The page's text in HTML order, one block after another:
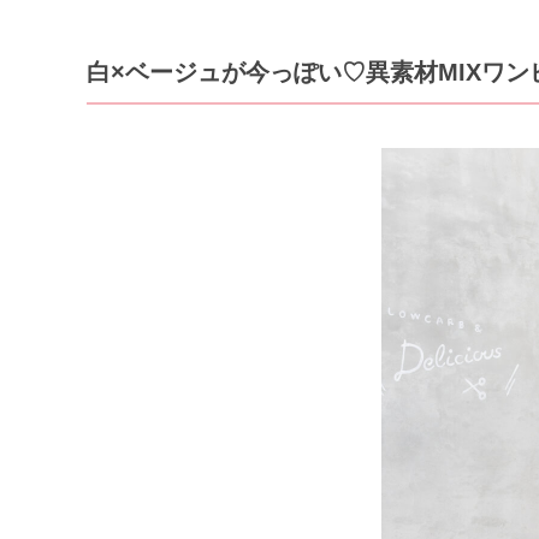
白×ベージュが今っぽい♡異素材MIXワン